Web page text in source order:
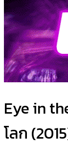
Eye in
โลก